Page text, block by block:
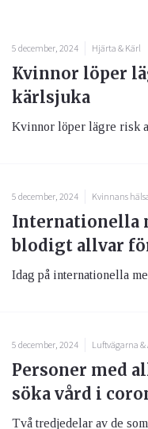
5 december, 2024 Hjärta & Kärl
Kvinnor löper
kärlsjuka
Kvinnor löper lägre risk
5 december, 2024 Kvinnans
Internationella
blodigt allvar
Idag på internationella
5 december, 2024 Luftvägarna &
Personer med
söka vård i
Två tredjedelar av de